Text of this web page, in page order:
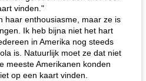
vinden."
haar enthousiasme, maar ze is
Ik heb bijna niet het hart
in Amerika nog steeds
is. Natuurlijk moet ze dat niet
meeste Amerikanen konden
op een kaart vinden.